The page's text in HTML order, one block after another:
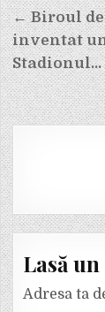
în
articole
← Biroul de
inventat
Stadionul…
Lasă
Adresa ta